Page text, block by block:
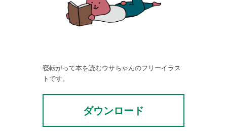
寝転がって本を読むウサちゃんのフリーイラス
トです。
ダウンロード